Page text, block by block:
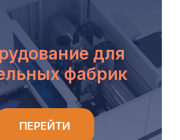
для
фабрик
ПЕРЕЙТИ